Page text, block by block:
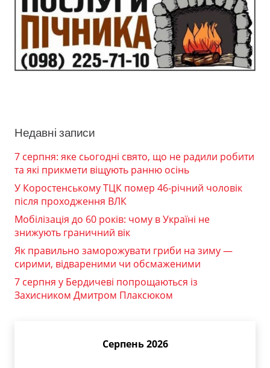
Недавні записи
7 серпня: яке сьогодні свято, що не радили робити
та які прикмети віщують ранню осінь
У Коростенському ТЦК помер 46-річний чоловік
після проходження ВЛК
Мобілізація до 60 років: чому в Україні не
знижують граничний вік
Як правильно заморожувати гриби на зиму —
сирими, відвареними чи обсмаженими
7 серпня у Бердичеві попрощаються із
Захисником Дмитром Плаксюком
Серпень 2026